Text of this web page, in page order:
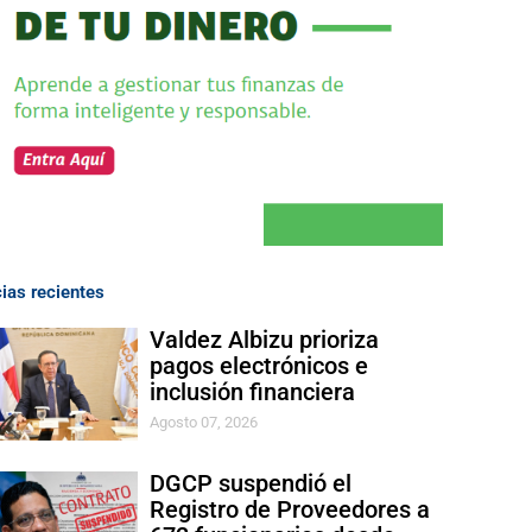
recientes
Valdez Albizu prioriza
pagos electrónicos e
inclusión financiera
Agosto 07, 2026
DGCP suspendió el
Registro de Proveedores a